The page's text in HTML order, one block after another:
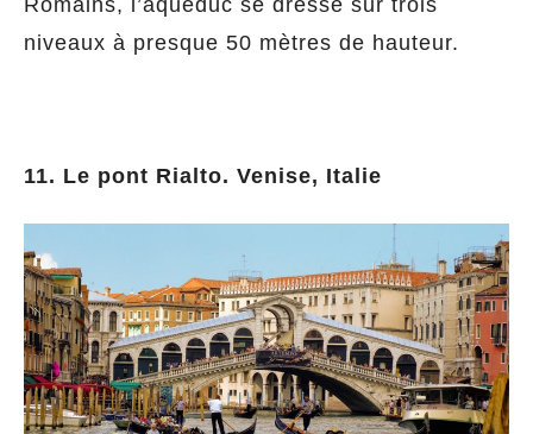
niveaux à presque 50 mètres de hauteur.
11. Le pont Rialto. Venise, Italie